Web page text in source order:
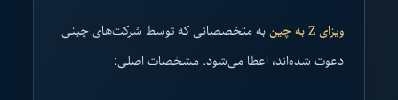
ویزای Z به چین
به متخصصانی که توسط شرکت‌های چینی
دعوت شده‌اند، اعطا می‌شود. مشخصات اصلی: